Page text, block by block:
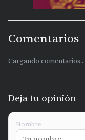
Comentarios
Cargando comentarios...
Deja tu opinión
Nombre